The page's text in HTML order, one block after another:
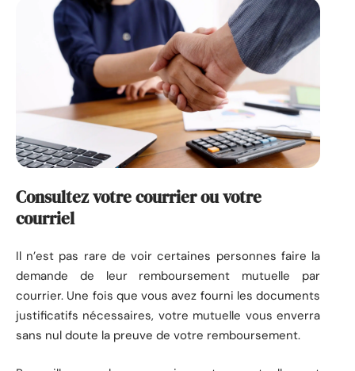
Consultez votre courrier ou votre
courriel
Il n’est pas rare de voir certaines personnes faire la
demande de leur remboursement mutuelle par
courrier. Une fois que vous avez fourni les documents
justificatifs nécessaires, votre mutuelle vous enverra
sans nul doute la preuve de votre remboursement.